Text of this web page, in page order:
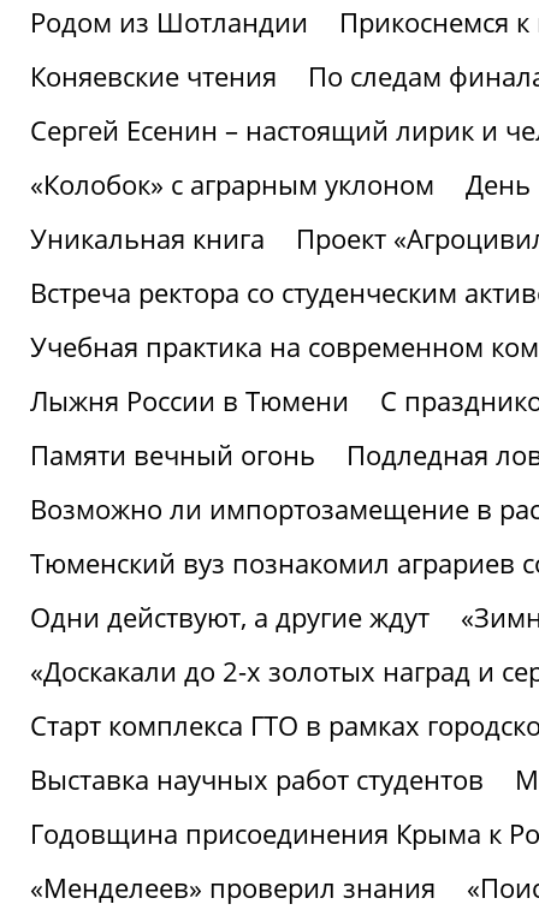
Родом из Шотландии
Прикоснемся
Коняевские чтения
По следам
Сергей Есенин – настоящий лирик и
«Колобок» с аграрным уклоном
День
Уникальная книга
Проект
Встреча ректора со студенческим
Учебная практика на современном
Лыжня России в Тюмени
С
Памяти вечный огонь
Подледная
Возможно ли импортозамещение в
Тюменский вуз познакомил аграриев
Одни действуют, а другие ждут
«Доскакали до 2-х золотых наград и
Старт комплекса ГТО в рамках
Выставка научных работ студентов
Годовщина присоединения Крыма к
«Менделеев» проверил знания